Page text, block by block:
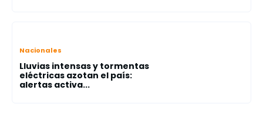
Nacionales
Lluvias intensas y tormentas
eléctricas azotan el país:
alertas activa...